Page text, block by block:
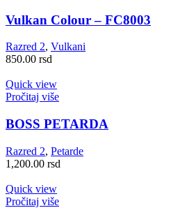
Vulkan Colour – FC8003
Razred 2, Vulkani
850.00 rsd
Quick view
Pročitaj više
BOSS PETARDA
Razred 2, Petarde
1,200.00 rsd
Quick view
Pročitaj više